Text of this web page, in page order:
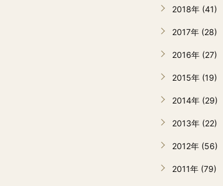
2018年 (41)
2017年 (28)
2016年 (27)
2015年 (19)
2014年 (29)
2013年 (22)
2012年 (56)
2011年 (79)